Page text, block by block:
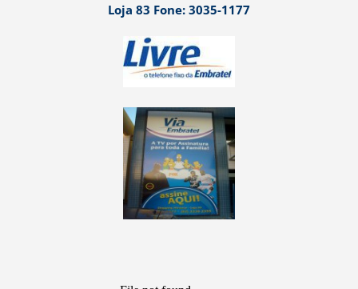
Loja 83 Fone: 3035-1177